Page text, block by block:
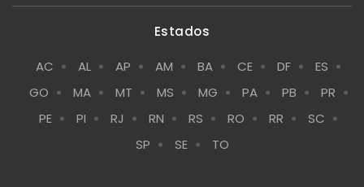
Estados
AC AL AP AM BA CE DF
ES
GO
MA MT MS MG PA PB
PR
PE
PI RJ RN RS RO RR
SC
SP
SE TO